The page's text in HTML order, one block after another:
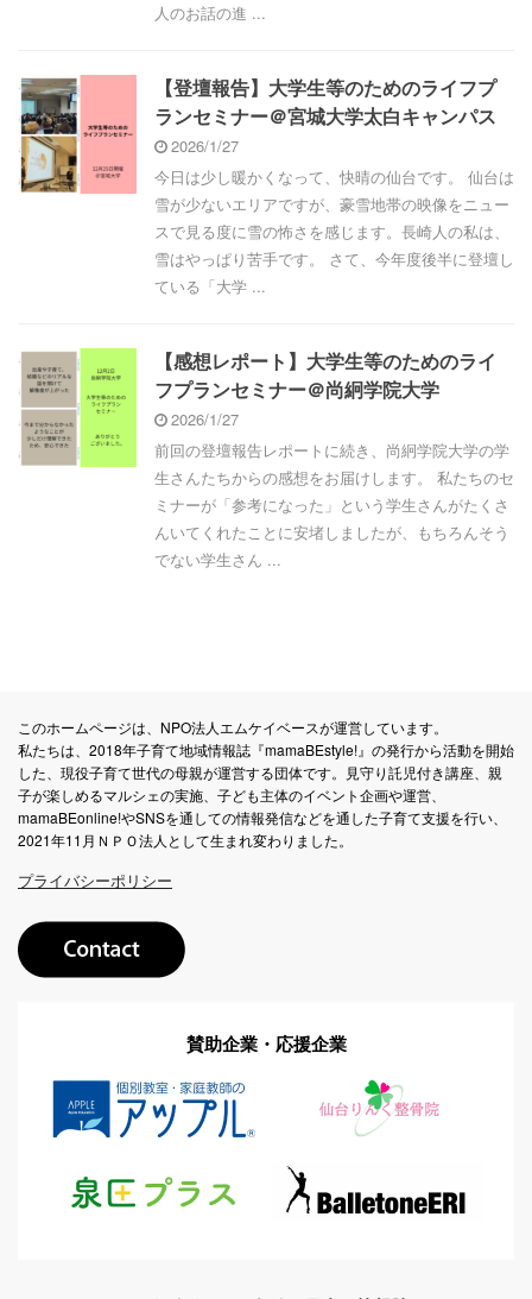
人のお話の進 ...
【登壇報告】大学生等のためのライフプ
ランセミナー＠宮城大学太白キャンパス
2026/1/27
今日は少し暖かくなって、快晴の仙台です。 仙台は
雪が少ないエリアですが、豪雪地帯の映像をニュー
スで見る度に雪の怖さを感じます。長崎人の私は、
雪はやっぱり苦手です。 さて、今年度後半に登壇し
ている「大学 ...
【感想レポート】大学生等のためのライ
フプランセミナー＠尚絅学院大学
2026/1/27
前回の登壇報告レポートに続き、尚絅学院大学の学
生さんたちからの感想をお届けします。 私たちのセ
ミナーが「参考になった」という学生さんがたくさ
んいてくれたことに安堵しましたが、もちろんそう
でない学生さん ...
このホームページは、NPO法人エムケイベースが運営しています。
私たちは、2018年子育て地域情報誌『mamaBEstyle!』の発行から活動を開始
した、現役子育て世代の母親が運営する団体です。見守り託児付き講座、親
子が楽しめるマルシェの実施、子ども主体のイベント企画や運営、
mamaBEonline!やSNSを通しての情報発信などを通した子育て支援を行い、
2021年11月ＮＰＯ法人として生まれ変わりました。
プライバシーポリシー
賛助企業・応援企業